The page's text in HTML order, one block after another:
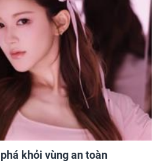
khỏi vùng an toàn